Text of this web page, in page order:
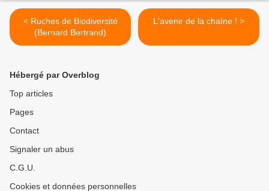
< Ruches de Biodiversité
(Bernard Bertrand)
L'avenir de la chaîne ! >
Hébergé par Overblog
Top articles
Pages
Contact
Signaler un abus
C.G.U.
Cookies et données personnelles